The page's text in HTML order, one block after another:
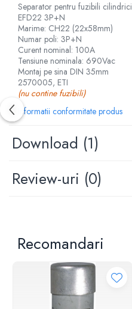
Separator pentru fuzibili cilindrici
EFD22 3P+N
Marime: CH22 (22x58mm)
Numar poli: 3P+N
Curent nominal: 100A
Tensiune nominala: 690Vac
Montaj pe sina DIN 35mm
2570005, ETI
(nu contine fuzibili)
Informatii conformitate produs
Download (1)
Review-uri (0)
Recomandari